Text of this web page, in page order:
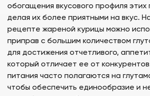
обогащения вкусового профиля этих
делая их более приятными на вкус.
рецепте жареной курицы можно
приправ с большим количеством
для достижения отчетливого,
который отличает ее от
питания часто полагаются на
чтобы обеспечить единообразие и